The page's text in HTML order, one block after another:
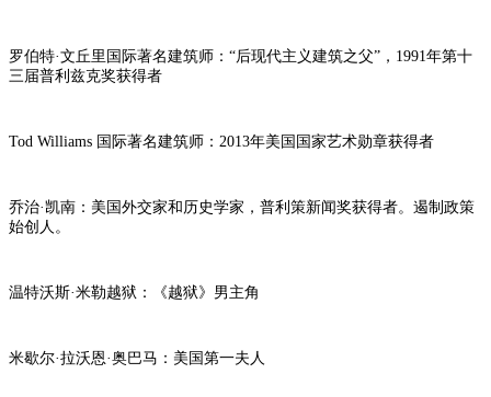
罗伯特·文丘里国际著名建筑师：“后现代主义建筑之父”，1991年第十
三届普利兹克奖获得者
Tod Williams 国际著名建筑师：2013年美国国家艺术勋章获得者
乔治·凯南：美国外交家和历史学家，普利策新闻奖获得者。遏制政策
始创人。
温特沃斯·米勒越狱：《越狱》男主角
米歇尔·拉沃恩·奥巴马：美国第一夫人